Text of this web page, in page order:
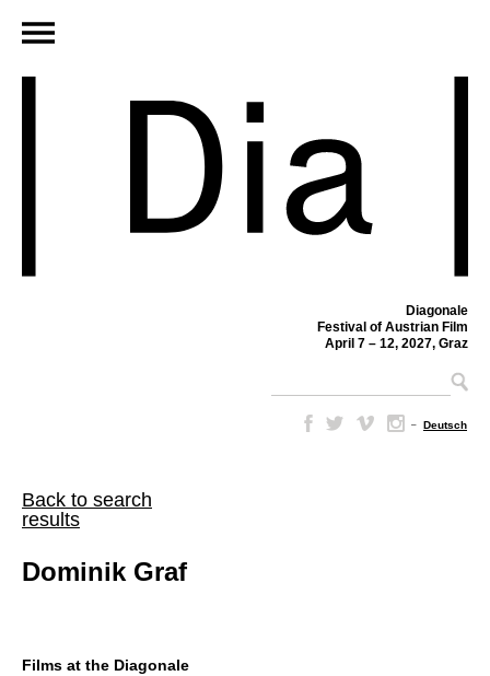
Diagonale
Festival of Austrian Film
April 7 – 12, 2027, Graz
– Deutsch
Back to search
results
Dominik Graf
Films at the Diagonale